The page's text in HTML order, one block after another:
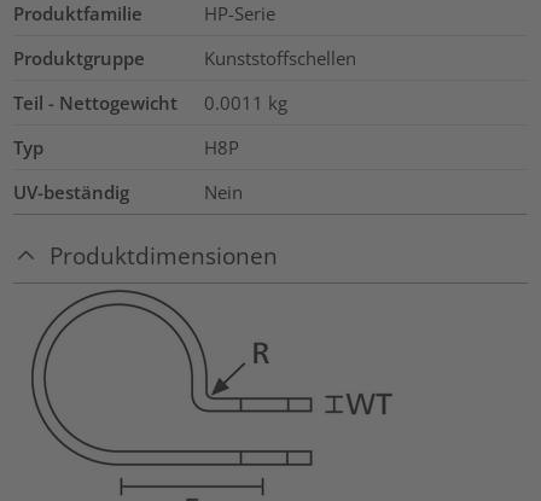
Produktfamilie
HP-Serie
Produktgruppe
Kunststoffschellen
Teil - Nettogewicht
0.0011 kg
Typ
H8P
UV-beständig
Nein
Produktdimensionen